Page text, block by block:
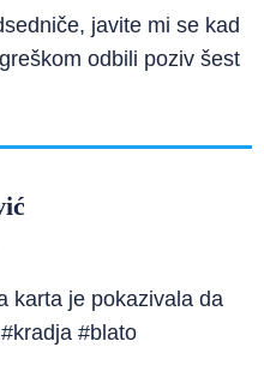
javite mi se kad
odbili poziv šest
karta je pokazivala da
#blato